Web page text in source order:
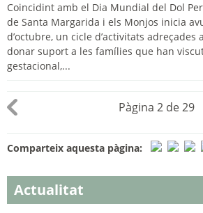
Actualitat
Coincidint amb el Dia Mundial del Dol
de Santa Margarida i els Monjos inicia
d’octubre, un cicle d’activitats
donar suport a les famílies que han
gestacional,...
Pàgina 2 de 29
Comparteix aquesta pàgina: